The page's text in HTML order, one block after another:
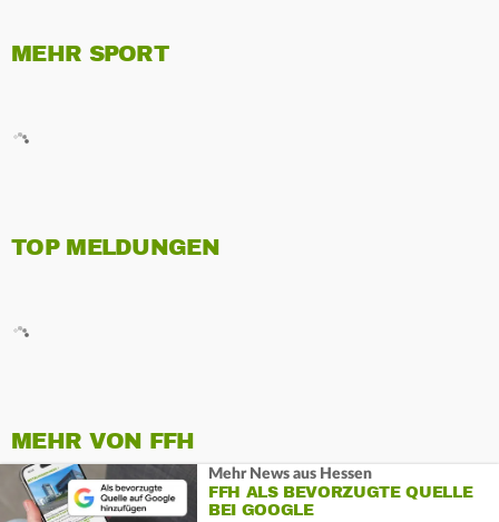
MEHR SPORT
TOP MELDUNGEN
MEHR VON FFH
Mehr News aus Hessen
FFH ALS BEVORZUGTE QUELLE
BEI GOOGLE